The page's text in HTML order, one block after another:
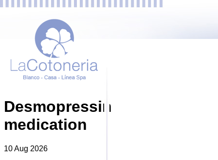
Desmopressin
medication
10 Aug 2026